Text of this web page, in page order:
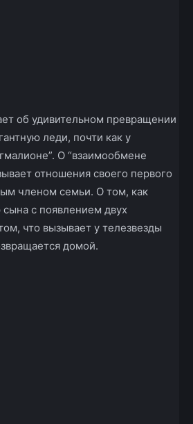
об удивительном превращении
леди, почти как у
О “взаимообмене
отношения своего первого
членом семьи. О том, как
сына с появлением двух
что вызывает у телезвезды
домой.